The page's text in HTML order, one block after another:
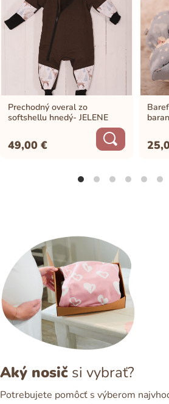
Prechodný overal zo
softshellu hnedý- JELENE
49,00€
Aký nosič si vybrať?
Potrebujete pomôcť s výberom